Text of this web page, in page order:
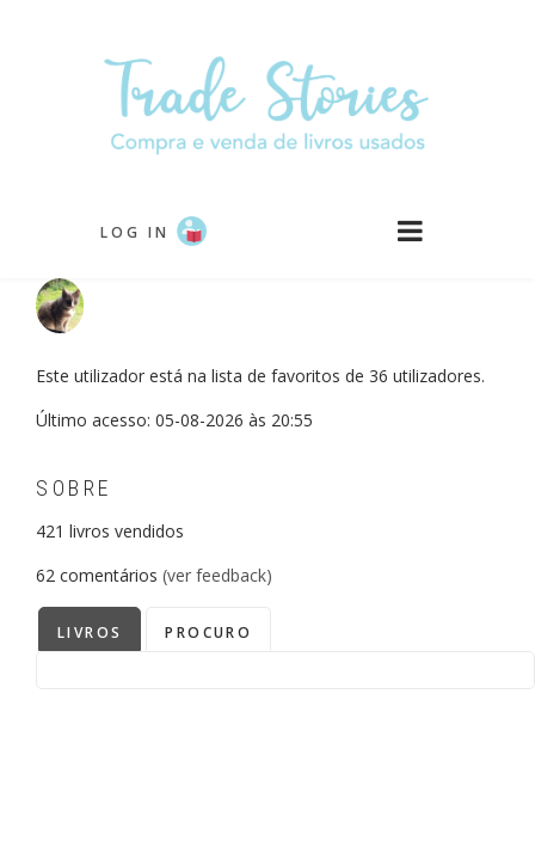
LOG IN
Este utilizador está na lista de favoritos de 36 utilizadores.
Último acesso: 05-08-2026 às 20:55
SOBRE
421 livros vendidos
62 comentários (ver feedback)
LIVROS PROCURO